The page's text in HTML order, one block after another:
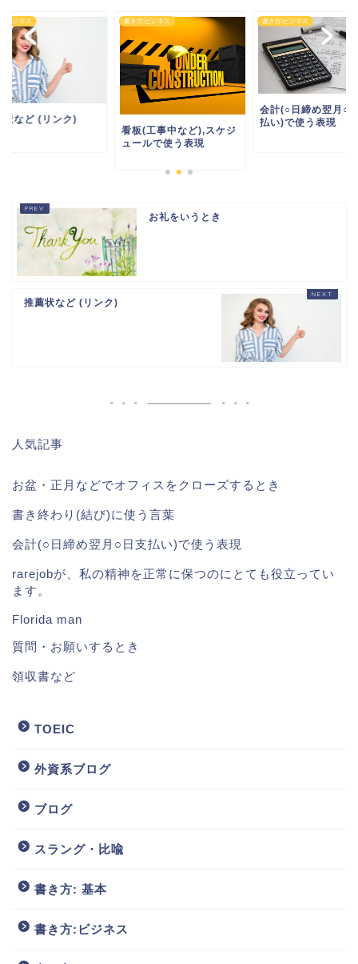
:ビジネス
状など (リンク)
書き方:ビジネス
看板(工事中など),スケジ
ュールで使う表現
書き方:ビジネス
会計(○日締め翌月○
払い)で使う表現
お礼をいうとき
推薦状など (リンク)
人気記事
お盆・正月などでオフィスをクローズするとき
書き終わり(結び)に使う言葉
会計(○日締め翌月○日支払い)で使う表現
rarejobが、私の精神を正常に保つのにとても役立ってい
ます。
Florida man
質問・お願いするとき
領収書など
TOEIC
外資系ブログ
ブログ
スラング・比喩
書き方: 基本
書き方:ビジネス